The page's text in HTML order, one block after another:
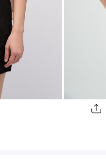
Yağmurluk